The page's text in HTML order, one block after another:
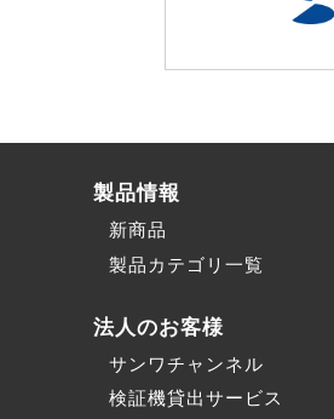
製品情報
新商品
製品カテゴリ一覧
法人のお客様
サンワチャンネル
検証機貸出サービス